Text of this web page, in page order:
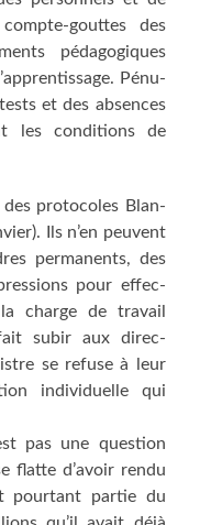
gouttes des
péda­go­giques
Pénu­
et des absences
les condi­tions de
des pro­to­coles Blan­
Ils n’en peuvent
per­ma­nents, des
pour effec­
charge de tra­vail
subir aux direc­
se refuse à leur
indi­vi­duelle qui
pas une ques­tion
flatte d’avoir ren­du
pour­tant par­tie du